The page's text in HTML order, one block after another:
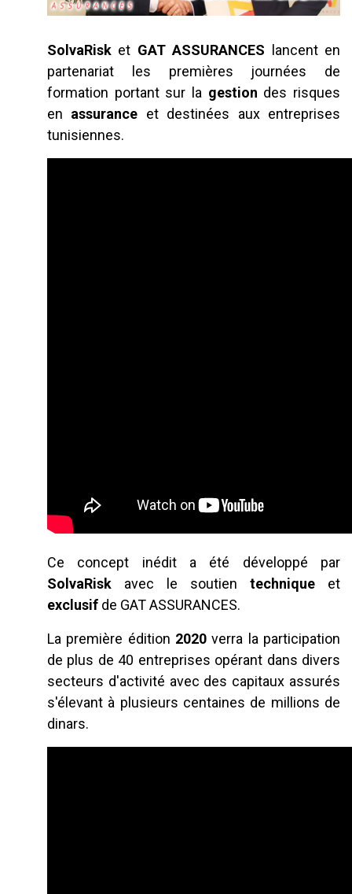
SolvaRisk et GAT ASSURANCES lancent en
partenariat les premières journées de
formation portant sur la gestion des risques
en assurance et destinées aux entreprises
tunisiennes.
Ce concept inédit a été développé par
SolvaRisk avec le soutien technique et
exclusif de GAT ASSURANCES.
La première édition 2020verra la participation
de plus de 40 entreprises opérant dans divers
secteurs d'activité avec des capitaux assurés
s'élevant à plusieurs centaines de millions de
dinars.